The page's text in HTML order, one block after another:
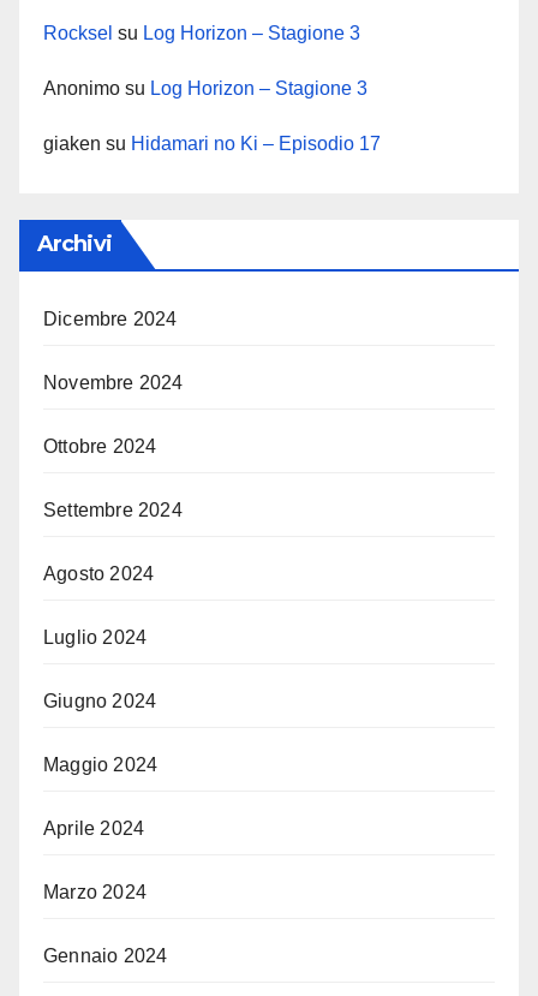
Rocksel su Log Horizon – Stagione 3
Anonimo su Log Horizon – Stagione 3
giaken su Hidamari no Ki – Episodio 17
Archivi
Dicembre 2024
Novembre 2024
Ottobre 2024
Settembre 2024
Agosto 2024
Luglio 2024
Giugno 2024
Maggio 2024
Aprile 2024
Marzo 2024
Gennaio 2024